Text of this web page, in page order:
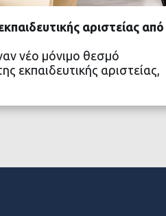
αριστείας από
νέο μόνιμο θεσμό
εκπαιδευτικής αριστείας,